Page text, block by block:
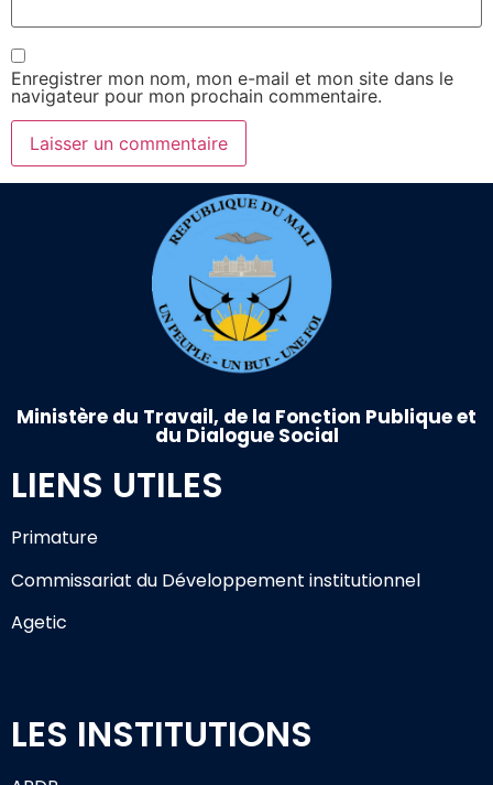
Enregistrer mon nom, mon e-mail et mon site dans le
navigateur pour mon prochain commentaire.
Ministère du Travail, de la Fonction Publique et
du Dialogue Social
LIENS UTILES
Primature
Commissariat du Développement institutionnel
Agetic
LES INSTITUTIONS